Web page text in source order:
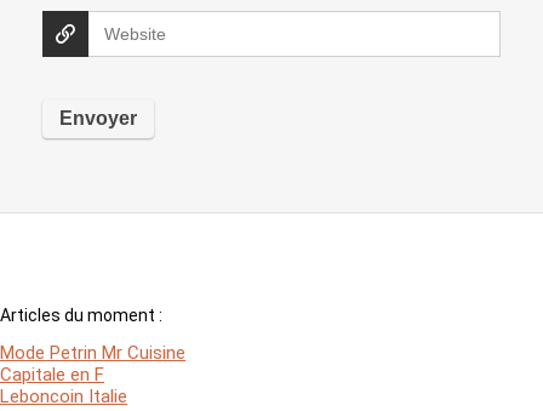
Articles du moment :
Mode Petrin Mr Cuisine
Capitale en F
Leboncoin Italie